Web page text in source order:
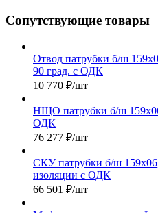
Сопутствующие товары
Отвод патрубки б/ш
90 град. с ОДК
10 770 ₽/шт
НЩО патрубки б/ш
ОДК
76 277 ₽/шт
СКУ патрубки б/ш
изоляции с ОДК
66 501 ₽/шт